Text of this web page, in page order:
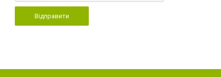
Відправити